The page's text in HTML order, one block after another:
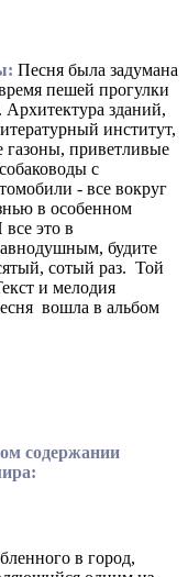
Песня была задумана
пешей прогулки
зданий,
институт,
газоны, приветливые
с
- все вокруг
в особенном
это в
будите
сотый раз. Той
и мелодия
вошла в альбом
содержании
в город,